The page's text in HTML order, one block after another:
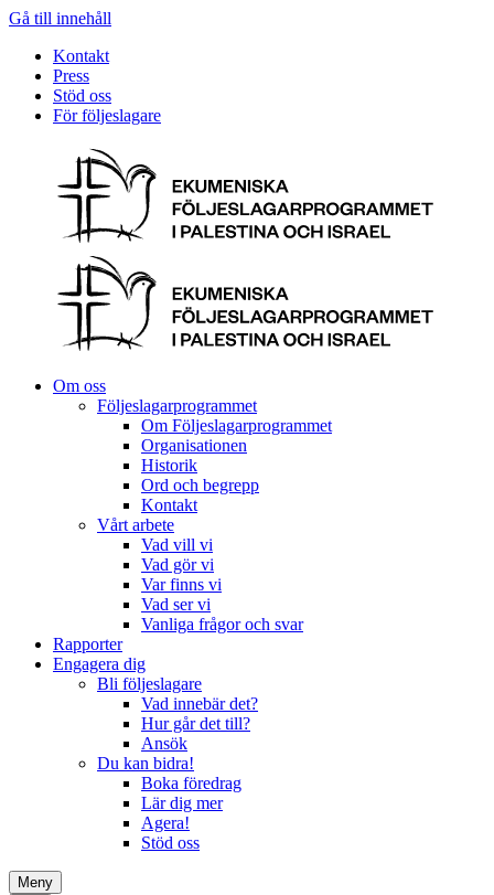
Gå till innehåll
Kontakt
Press
Stöd oss
För följeslagare
Om oss
Följeslagarprogrammet
Om Följeslagarprogrammet
Organisationen
Historik
Ord och begrepp
Kontakt
Vårt arbete
Vad vill vi
Vad gör vi
Var finns vi
Vad ser vi
Vanliga frågor och svar
Rapporter
Engagera dig
Bli följeslagare
Vad innebär det?
Hur går det till?
Ansök
Du kan bidra!
Boka föredrag
Lär dig mer
Agera!
Stöd oss
Meny